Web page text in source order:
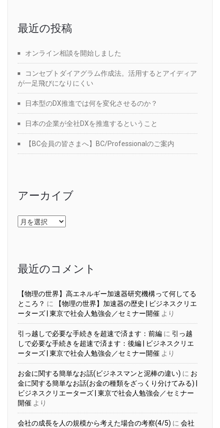
最近の投稿
オンライン相談を開始しました
コンセプトダイアグラム作成法。活用するとアイディア
が一足飛びになりにくい
日本型のDX推進では何を変化させるのか？
日本の企業が全社DXを推進するということ
【BC会員の皆さまへ】BC/Professionalのご案内
アーカイブ
ア
ー
最近のコメント
【物理の世界】高エネルギー加速器研究機構って何してる
ところ？ に
【物理の世界】加速器の歴史 | ビジネスクリエ
ーターズ | 東京で社会人勉強会／セミナー開催 より
引っ越しで必要な手続きを超速で済ます：前編 に 引っ越
しで必要な手続きを超速で済ます：後編 | ビジネスクリエ
ーターズ | 東京で社会人勉強会／セミナー開催 より
お金に関する簡単なお話(ビジネスマンと泥棒の違い) に お
金に関する簡単なお話(お金の種類をざっくり分けてみる) |
ビジネスクリエーターズ | 東京で社会人勉強会／セミナー
開催 より
会社の成長を人の規模から考えた場合の考察(4/5) に 会社